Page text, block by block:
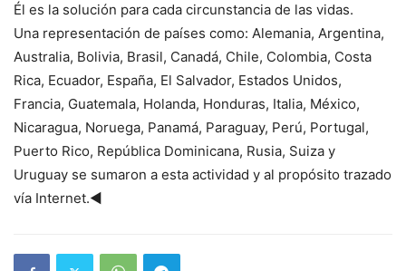
Él es la solución para cada circunstancia de las vidas.
Una representación de países como: Alemania, Argentina,
Australia, Bolivia, Brasil, Canadá, Chile, Colombia, Costa
Rica, Ecuador, España, El Salvador, Estados Unidos,
Francia, Guatemala, Holanda, Honduras, Italia, México,
Nicaragua, Noruega, Panamá, Paraguay, Perú, Portugal,
Puerto Rico, República Dominicana, Rusia, Suiza y
Uruguay se sumaron a esta actividad y al propósito trazado
vía Internet.◄